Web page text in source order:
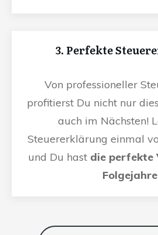
3. Perfekte
Von professioneller
profitierst Du nicht nur
auch im Nächsten!
Steuererklärung einmal
und Du hast die perfekte
Folgejahre